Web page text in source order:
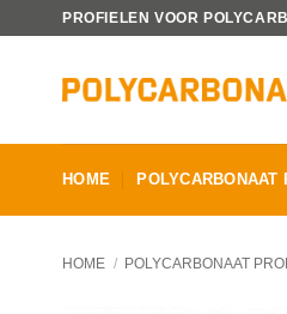
PROFIELEN VOOR
HOME POLYCARBONAAT
HOME / POLYCARBONAAT